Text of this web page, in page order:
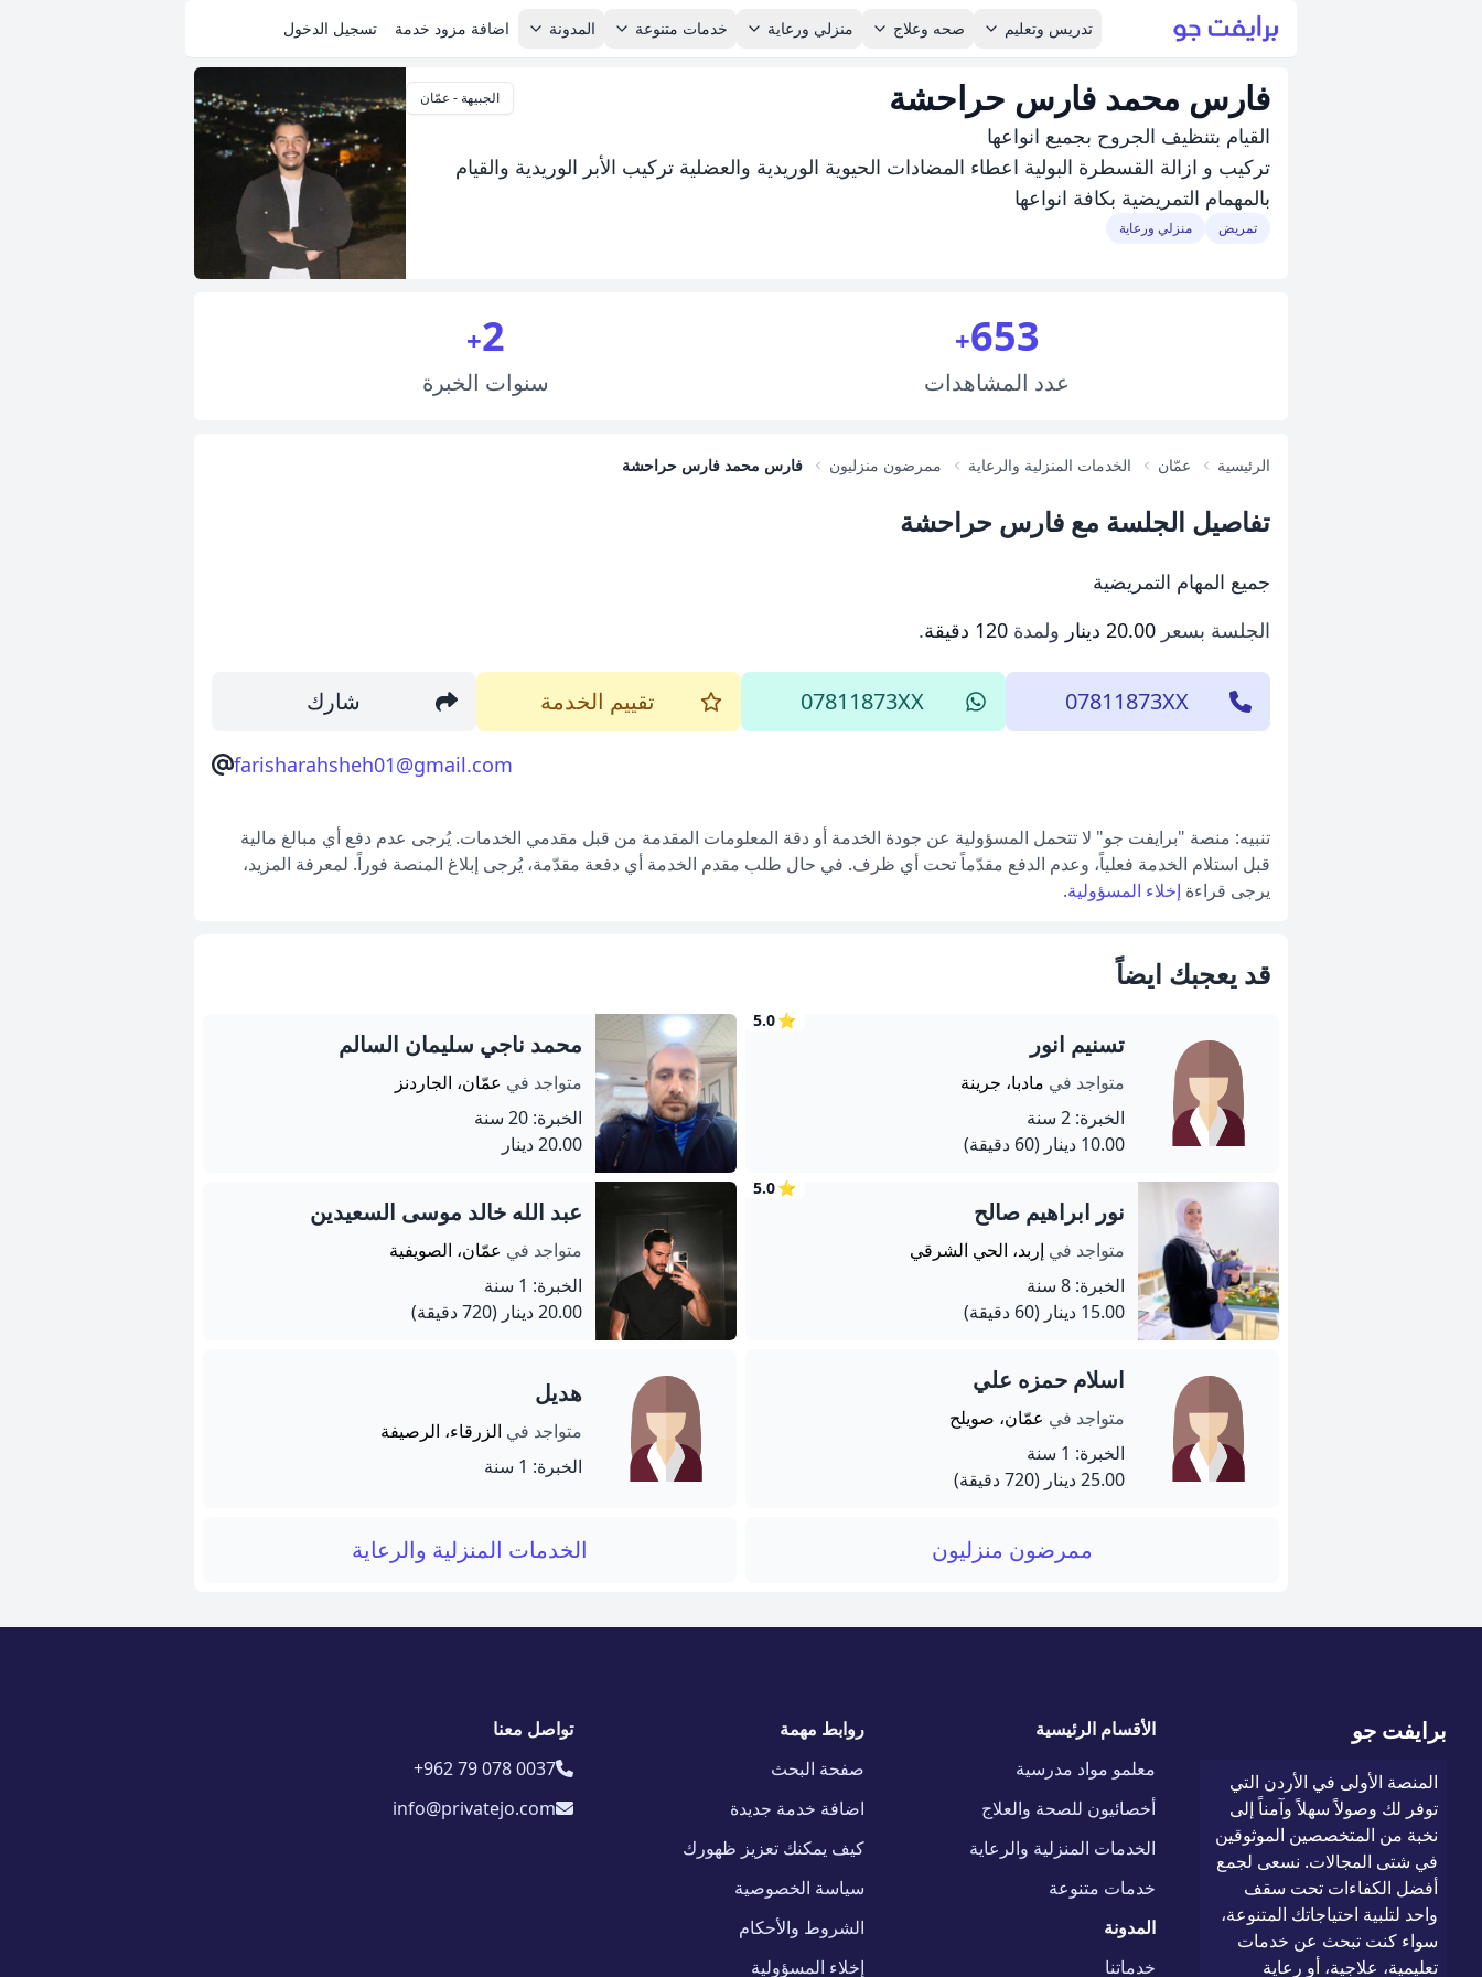
تدريس وتعليم صحه وعلاج منزلي ورعاية خدمات متنوعة المدونة اضافة مزود خدمة تسجيل الدخول
فارس محمد فارس حراحشة الجبيهة - عمّان
القيام بتنظيف الجروح بجميع انواعها
تركيب و ازالة القسطرة البولية اعطاء المضادات الحيوية الوريدية والعضلية تركيب الأبر الوريدية والقيام
بالمهمام التمريضية بكافة انواعها
تمريض منزلي ورعاية
653
+
عدد المشاهدات
2
+
سنوات الخبرة
الرئيسية عمّان الخدمات المنزلية والرعاية ممرضون منزليون فارس محمد فارس حراحشة
تفاصيل الجلسة مع فارس حراحشة
جميع المهام التمريضية
الجلسة بسعر 20.00 دينار ولمدة 120 دقيقة .
07811873XX
07811873XX تقييم الخدمة شارك
farisharahsheh01@gmail.com
تنبيه: منصة "برايفت جو" لا تتحمل المسؤولية عن جودة الخدمة أو دقة المعلومات المقدمة من قبل مقدمي الخدمات. يُرجى عدم دفع أي مبالغ مالية
قبل استلام الخدمة فعلياً، وعدم الدفع مقدّماً تحت أي ظرف. في حال طلب مقدم الخدمة أي دفعة مقدّمة، يُرجى إبلاغ المنصة فوراً. لمعرفة المزيد،
يرجى قراءة إخلاء المسؤولية.
قد يعجبك ايضاً
⭐
5.0
تسنيم انور
متواجد في مادبا، جرينة
الخبرة: 2 سنة
10.00 دينار
(60 دقيقة)
محمد ناجي سليمان السالم
متواجد في عمّان، الجاردنز
الخبرة: 20 سنة
20.00 دينار
⭐
5.0
نور ابراهيم صالح
متواجد في إربد، الحي الشرقي
الخبرة: 8 سنة
15.00 دينار
(60 دقيقة)
عبد الله خالد موسى السعيدين
متواجد في عمّان، الصويفية
الخبرة: 1 سنة
20.00 دينار
(720 دقيقة)
اسلام حمزه علي
متواجد في عمّان، صويلح
الخبرة: 1 سنة
25.00 دينار
(720 دقيقة)
هديل
متواجد في الزرقاء، الرصيفة
الخبرة: 1 سنة
ممرضون منزليون الخدمات المنزلية والرعاية
برايفت جو
المنصة الأولى في الأردن التي
توفر لك وصولاً سهلاً وآمناً إلى
نخبة من المتخصصين الموثوقين
في شتى المجالات. نسعى لجمع
أفضل الكفاءات تحت سقف
واحد لتلبية احتياجاتك المتنوعة،
سواء كنت تبحث عن خدمات
تعليمية، علاجية، أو رعاية
الأقسام الرئيسية
معلمو مواد مدرسية
أخصائيون للصحة والعلاج
الخدمات المنزلية والرعاية
خدمات متنوعة
المدونة
خدماتنا
روابط مهمة
صفحة البحث
اضافة خدمة جديدة
كيف يمكنك تعزيز ظهورك
سياسة الخصوصية
الشروط والأحكام
إخلاء المسؤولية
تواصل معنا
+962 79 078 0037
info@privatejo.com